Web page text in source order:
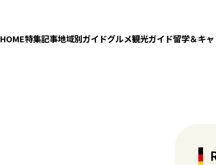
HOME特集記事地域別ガイドグルメ観光ガイド留学＆キ